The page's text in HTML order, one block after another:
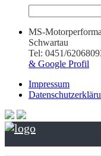
MS-
Schwartau
Tel: 0451/
& Google Profil
Impressum